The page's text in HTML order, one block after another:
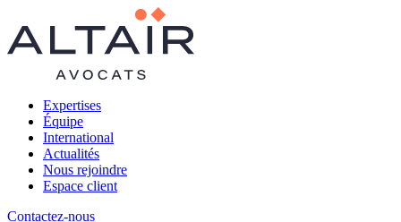
Expertises
Équipe
International
Actualités
Nous rejoindre
Espace client
Contactez-nous